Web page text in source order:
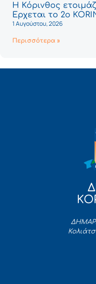
Η Κόρινθος
Έρχεται το 2ο
1 Αυγούστου, 2026
Περισσότερα »